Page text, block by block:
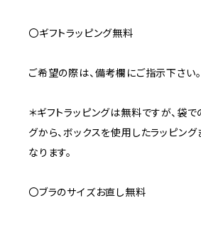
〇ギフトラッピング無料
ご希望の際は、備考欄にご指示下さい。
＊ギフトラッピングは無料ですが、袋
グから、ボックスを使用したラッピン
なります。
〇ブラのサイズお直し無料